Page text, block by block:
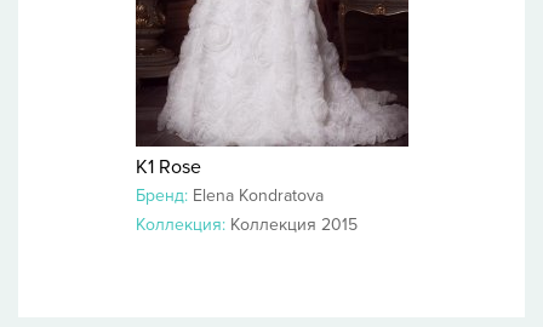
K1 Rose
Бренд: Elena Kondratova
Коллекция: Коллекция 2015